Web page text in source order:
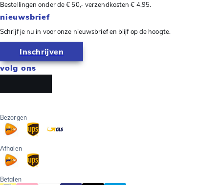
Bestellingen onder de € 50,- verzendkosten € 4,95.
nieuwsbrief
Schrijf je nu in voor onze nieuwsbrief en blijf op de hoogte.
Inschrijven
volg ons
Bezorgen
Afhalen
Betalen